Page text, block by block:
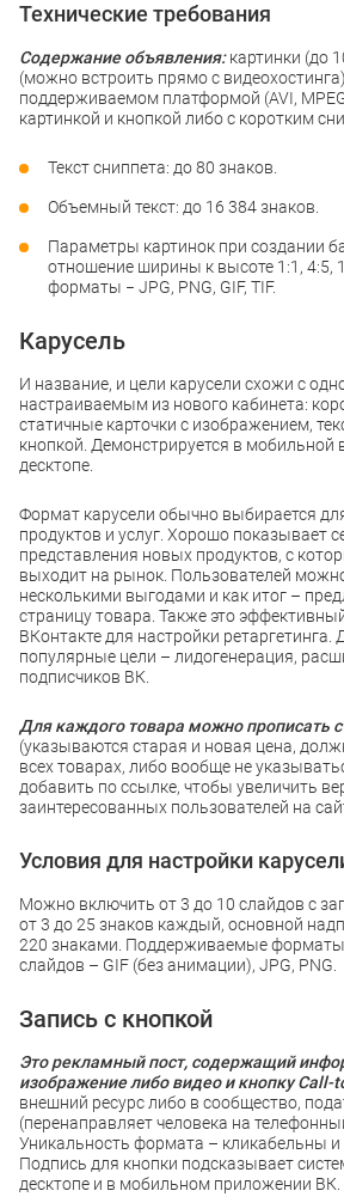
Технические требования
Содержание объявления:картинки (до
(можно встроить прямо с
поддерживаемом платформой (AVI,
картинкой и кнопкой либо с коротким
Текст сниппета: до 80 знаков.
Объемный текст: до 16 384 знаков.
Параметры картинок при создании
отношение ширины к высоте 1:1, 4:5,
форматы − JPG, PNG, GIF, TIF.
Карусель
И название, и цели карусели схожи с
настраиваемым из нового кабинета:
статичные карточки с изображением,
кнопкой. Демонстрируется в мобильной
десктопе.
Формат карусели обычно выбирается
продуктов и услуг. Хорошо показывает
представления новых продуктов, с
выходит на рынок. Пользователей
несколькими выгодами и как итог –
страницу товара. Также это
ВКонтакте для настройки ретаргетинга.
популярные цели – лидогенерация,
подписчиков ВК.
Для каждого товара можно прописать
(указываются старая и новая цена,
всех товарах, либо вообще не
добавить по ссылке, чтобы увеличить
заинтересованных пользователей на
Условия для настройки
Можно включить от 3 до 10 слайдов с
от 3 до 25 знаков каждый, основной
220 знаками. Поддерживаемые форматы
слайдов – GIF (без анимации), JPG, PNG.
Запись с кнопкой
Это рекламный пост, содержащий
изображение либо видео и кнопку Call-
внешний ресурс либо в сообщество,
(перенаправляет человека на
Уникальность формата – кликабельны и
Подпись для кнопки подсказывает
десктопе и в мобильном приложении ВК.